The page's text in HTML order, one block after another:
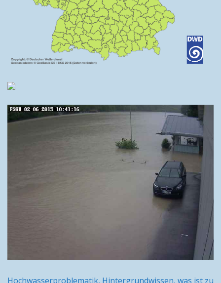
Hochwasserproblematik, Hintergrundwissen, was ist zu